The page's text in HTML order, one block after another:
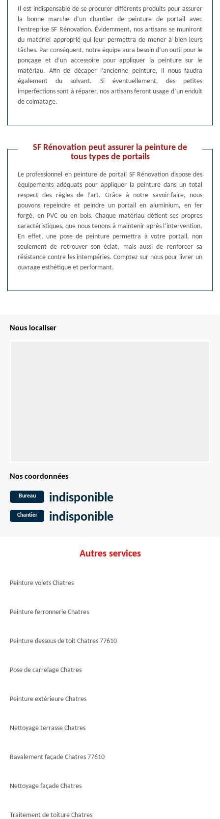
Il est indispensable de se procurer différents produits pour assurer
la bonne marche d’un chantier de peinture de portail avec
l’entreprise SF Rénovation. Évidemment, nos artisans se muniront
du matériel approprié qui leur permettra de mener à bien leurs
tâches. Par conséquent, notre équipe aura besoin d’un outil pour le
ponçage et d’un accessoire pour appliquer la peinture sur le
matériau. Afin de décaper l’ancienne peinture, il nous faudra
également du solvant. Si éventuellement, des petites
imperfections sont à réparer, nos artisans feront usage d’un enduit
de colmatage.
SF Rénovation peut assurer la peinture de
tous types de portails
Le professionnel en peinture de portail SF Rénovation dispose des
équipements adéquats pour appliquer la peinture dans un total
respect des règles de l’art. Grâce à notre savoir-faire, nous
pouvons repeindre et peindre un portail en aluminium, en fer
forgé, en PVC ou en bois. Chaque matériau détient ses propres
caractéristiques, que nous tenons à maintenir après l’intervention.
En effet, une pose de peinture permettra à votre portail, non
seulement de retrouver son éclat, mais aussi de renforcer sa
résistance contre les intempéries. Comptez sur nous pour livrer un
ouvrage esthétique et performant.
Nous localiser
Nos coordonnées
Bureau indisponible
Chantier indisponible
Autres services
Peinture volets Chatres
Peinture ferronnerie Chatres
Peinture dessous de toit Chatres 77610
Pose de carrelage Chatres
Peinture extérieure Chatres
Nettoyage terrasse Chatres
Ravalement façade Chatres 77610
Nettoyage façade Chatres
Traitement de toiture Chatres